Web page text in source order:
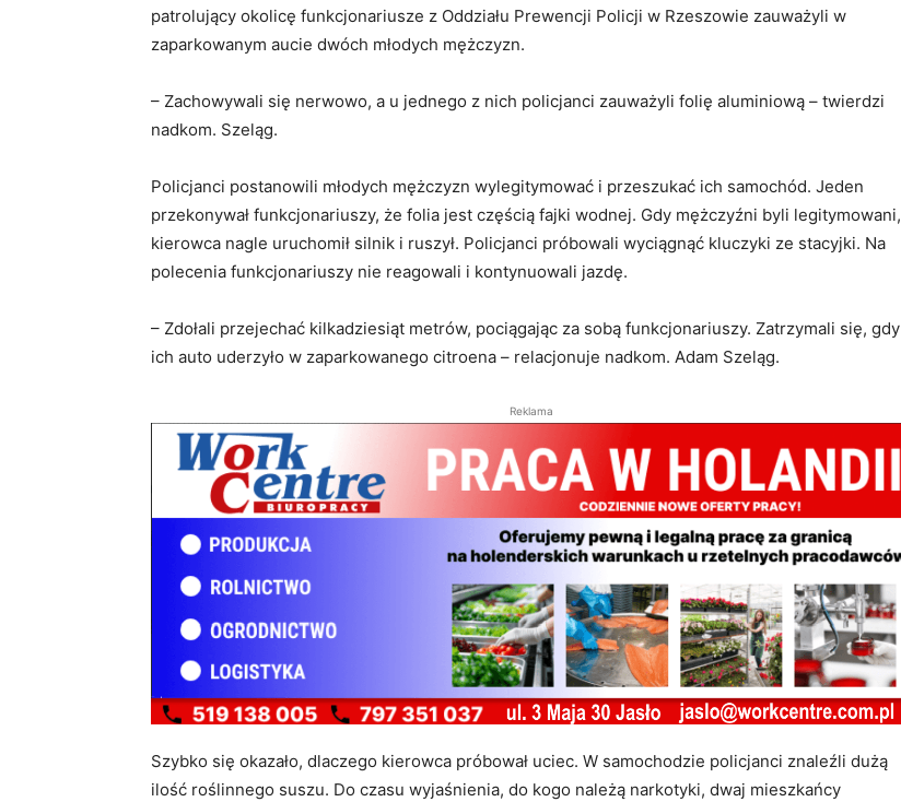
patrolujący okolicę funkcjonariusze z Oddziału Prewencji Policji w Rzeszowie zauważyli w
zaparkowanym aucie dwóch młodych mężczyzn.
– Zachowywali się nerwowo, a u jednego z nich policjanci zauważyli folię aluminiową – twierdzi
nadkom. Szeląg.
Policjanci postanowili młodych mężczyzn wylegitymować i przeszukać ich samochód. Jeden
przekonywał funkcjonariuszy, że folia jest częścią fajki wodnej. Gdy mężczyźni byli legitymowani,
kierowca nagle uruchomił silnik i ruszył. Policjanci próbowali wyciągnąć kluczyki ze stacyjki. Na
polecenia funkcjonariuszy nie reagowali i kontynuowali jazdę.
– Zdołali przejechać kilkadziesiąt metrów, pociągając za sobą funkcjonariuszy. Zatrzymali się, gdy
ich auto uderzyło w zaparkowanego citroena – relacjonuje nadkom. Adam Szeląg.
Reklama
Szybko się okazało, dlaczego kierowca próbował uciec. W samochodzie policjanci znaleźli dużą
ilość roślinnego suszu. Do czasu wyjaśnienia, do kogo należą narkotyki, dwaj mieszkańcy